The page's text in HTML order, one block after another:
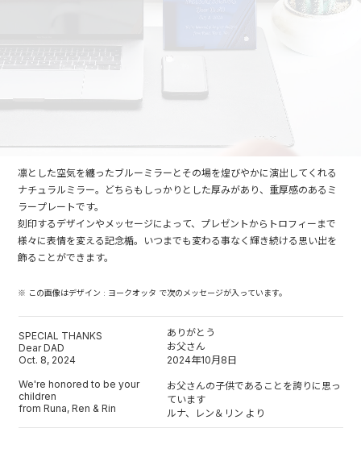
凛とした空気を纏ったブルーミラーとその場を煌びやかに演出してくれる
ナチュラルミラー。どちらもしっかりとした厚みがあり、重厚感のあるミ
ラープレートです。
刻印するデザインやメッセージによって、プレゼントからトロフィーまで
様々に表情を変える記念楯。いつまでも変わる事なく輝き続ける思い出を
飾ることができます。
※ この画像はデザイン : ヨークオッタ で次のメッセージが入っています。
SPECIAL THANKS
Dear DAD
Oct. 8, 2024
We're honored to be your
children
from Runa, Ren & Rin
ありがとう
お父さん
2024年10月8日
お父さんの子供であることを誇りに思っ
ています
ルナ、レン＆リン より